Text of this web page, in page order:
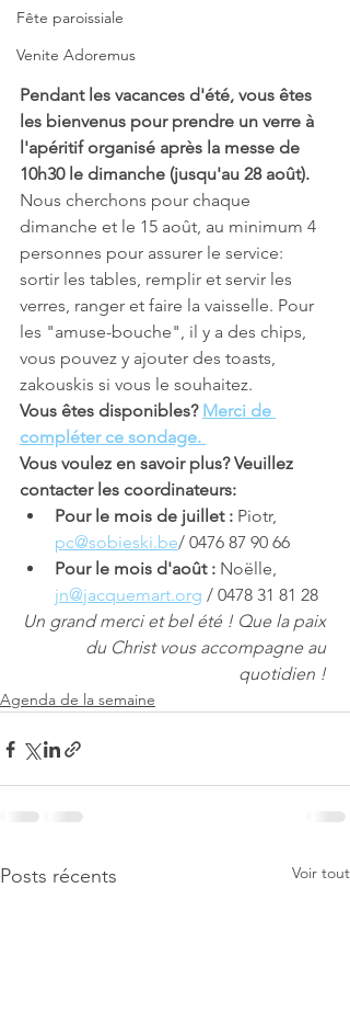
Fête paroissiale
Venite Adoremus
Pendant les vacances d'été, vous êtes
les bienvenus pour prendre un verre à
l'apéritif organisé après la messe de
10h30 le dimanche (jusqu'au 28 août).
Nous cherchons pour chaque
dimanche et le 15 août, au minimum 4
personnes pour assurer le service:
sortir les tables, remplir et servir les
verres, ranger et faire la vaisselle. Pour
les "amuse-bouche", il y a des chips,
vous pouvez y ajouter des toasts,
zakouskis si vous le souhaitez.
Vous êtes disponibles? Merci de
compléter ce sondage.
Vous voulez en savoir plus? Veuillez
contacter les coordinateurs:
Pour le mois de juillet : Piotr,
pc@sobieski.be/ 0476 87 90 66
Pour le mois d'août : Noëlle,
jn@jacquemart.org / 0478 31 81 28
Un grand merci et bel été ! Que la paix
du Christ vous accompagne au
quotidien !
Agenda de la semaine
Posts récents Voir tout